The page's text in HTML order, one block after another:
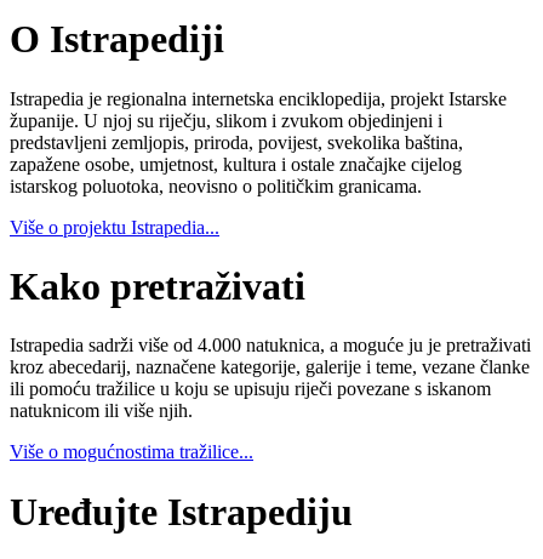
O Istrapediji
Istrapedia je regionalna internetska enciklopedija, projekt Istarske
županije. U njoj su riječju, slikom i zvukom objedinjeni i
predstavljeni zemljopis, priroda, povijest, svekolika baština,
zapažene osobe, umjetnost, kultura i ostale značajke cijelog
istarskog poluotoka, neovisno o političkim granicama.
Više o projektu Istrapedia...
Kako pretraživati
Istrapedia sadrži više od 4.000 natuknica, a moguće ju je pretraživati
kroz abecedarij, naznačene kategorije, galerije i teme, vezane članke
ili pomoću tražilice u koju se upisuju riječi povezane s iskanom
natuknicom ili više njih.
Više o mogućnostima tražilice...
Uređujte Istrapediju